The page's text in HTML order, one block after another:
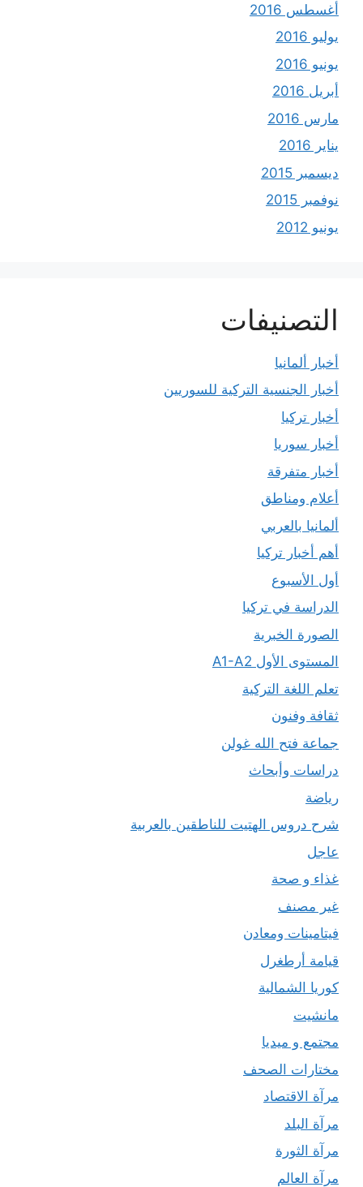
أغسطس 2016
يوليو 2016
يونيو 2016
أبريل 2016
مارس 2016
يناير 2016
ديسمبر 2015
نوفمبر 2015
يونيو 2012
التصنيفات
أخبار ألمانيا
أخبار الجنسية التركية للسوريين
أخبار تركيا
أخبار سوريا
أخبار متفرقة
أعلام ومناطق
ألمانيا بالعربي
أهم أخبار تركيا
أول الأسبوع
الدراسة في تركيا
الصورة الخبرية
المستوى الأول A1-A2
تعلم اللغة التركية
ثقافة وفنون
جماعة فتح الله غولن
دراسات وأبحاث
رياضة
شرح دروس الهتيت للناطقين بالعربية
عاجل
غذاء و صحة
غير مصنف
فيتامينات ومعادن
قيامة أرطغرل
كوريا الشمالية
مانشيت
مجتمع و ميديا
مختارات الصحف
مرآة الاقتصاد
مرآة البلد
مرآة الثورة
مرآة العالم